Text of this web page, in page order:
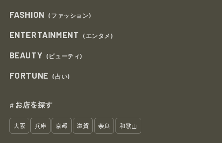
FASHION (ファッション)
ENTERTAINMENT (エンタメ)
BEAUTY (ビューティ)
FORTUNE (占い)
# お店を探す
大阪 兵庫 京都 滋賀 奈良 和歌山